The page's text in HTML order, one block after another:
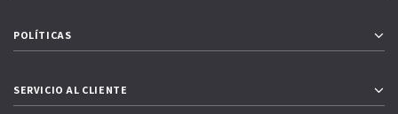
POLÍTICAS
SERVICIO AL CLIENTE